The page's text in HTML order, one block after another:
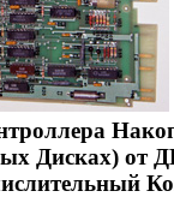
Дисках) от